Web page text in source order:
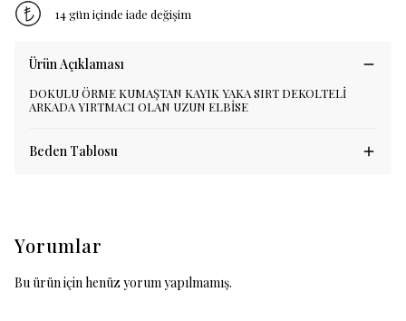
14 gün içinde iade değişim
Ürün Açıklaması
DOKULU ÖRME KUMAŞTAN KAYIK YAKA SIRT DEKOLTELİ
ARKADA YIRTMACI OLAN UZUN ELBİSE
Beden Tablosu
Yorumlar
Bu ürün için henüz yorum yapılmamış.